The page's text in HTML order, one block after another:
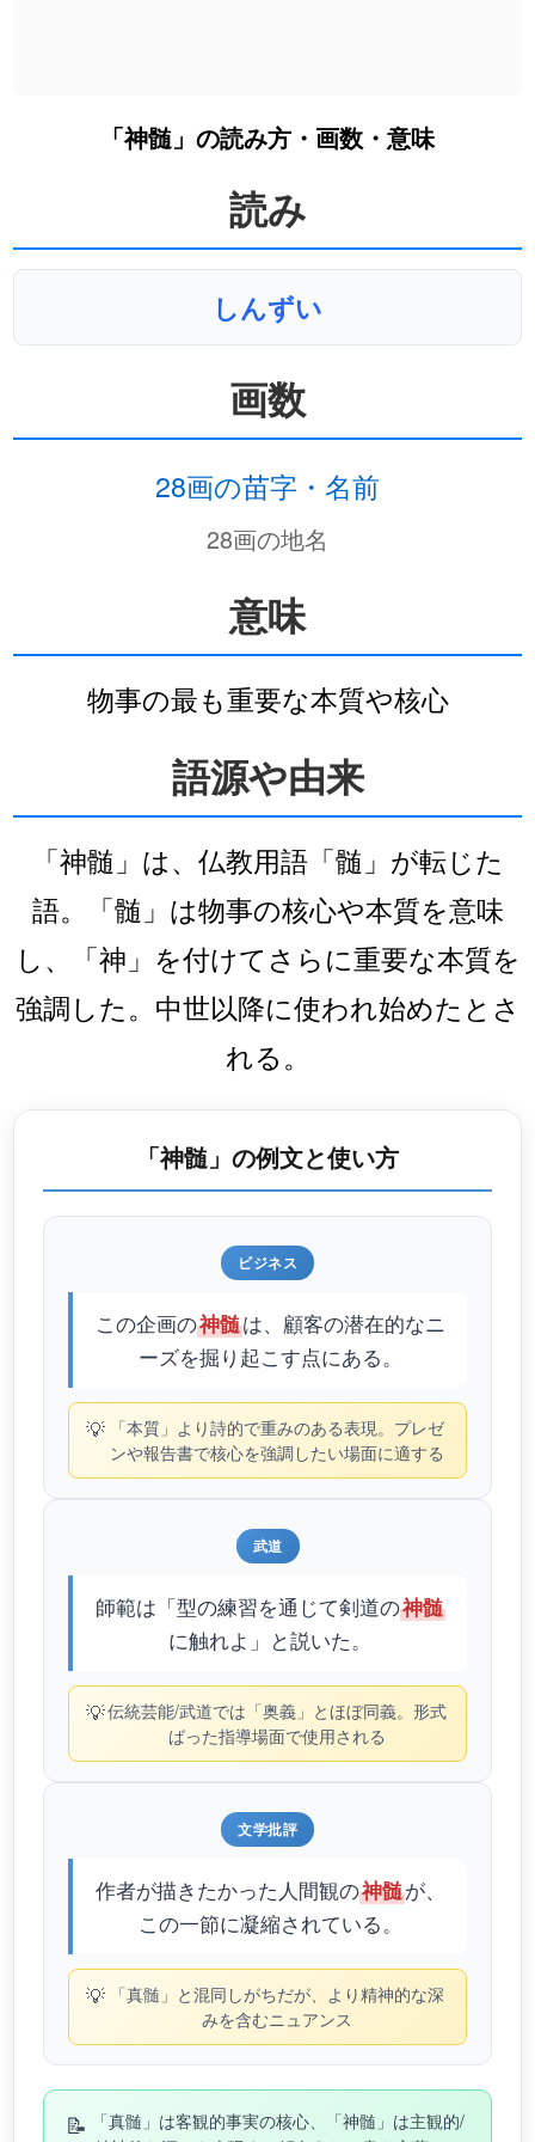
「神髄」の読み方・画数・意味
読み
しんずい
画数
28画の苗字・名前
28画の地名
意味
物事の最も重要な本質や核心
語源や由来
「神髄」は、仏教用語「髄」が転じた
語。「髄」は物事の核心や本質を意味
し、「神」を付けてさらに重要な本質を
強調した。中世以降に使われ始めたとさ
れる。
「神髄」の例文と使い方
ビジネス
この企画の神髄は、顧客の潜在的なニ
ーズを掘り起こす点にある。
💡 「本質」より詩的で重みのある表現。プレゼ
ンや報告書で核心を強調したい場面に適する
武道
師範は「型の練習を通じて剣道の神髄
に触れよ」と説いた。
💡伝統芸能/武道では「奥義」とほぼ同義。形式
ばった指導場面で使用される
文学批評
作者が描きたかった人間観の神髄が、
この一節に凝縮されている。
💡 「真髄」と混同しがちだが、より精神的な深
みを含むニュアンス
📝
「真髄」は客観的事実の核心、「神髄」は主観的/